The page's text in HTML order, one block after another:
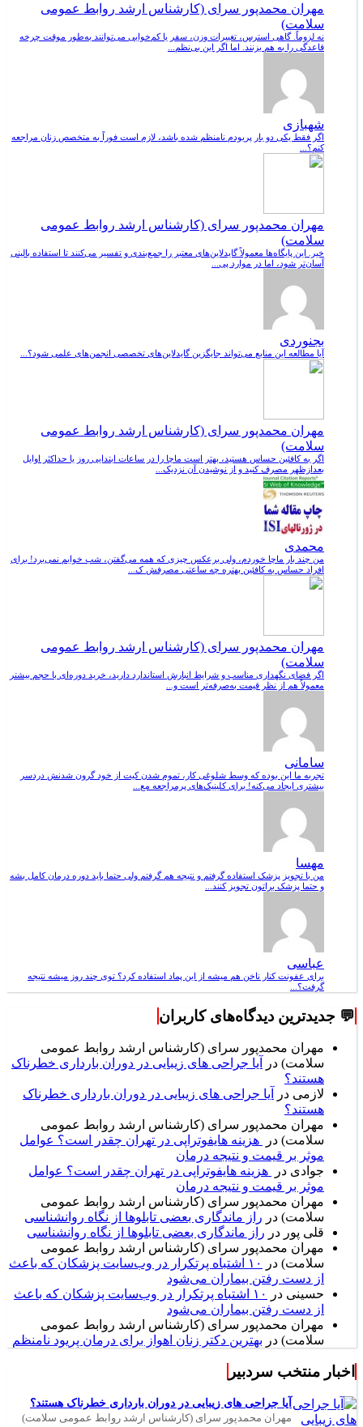
مهران محمدپور سرای (کارشناس ارشد روابط عمومی
سلامت)
نه لزوماً. گاهی استرس، تغییرات وزن، سفر یا کم‌خوابی می‌توانند به‌طور موقت چرخه
قاعدگی را به هم بزنند. اما اگر این بی‌نظم...
شهبازی
اگر فقط یکی دو بار پریودم نامنظم شده باشد، لازم است فوراً به متخصص زنان مراجعه
کنم؟...
مهران محمدپور سرای (کارشناس ارشد روابط عمومی
سلامت)
خیر. این پایگاه‌ها معمولاً گایدلاین‌های معتبر را جمع‌بندی و تفسیر می‌کنند تا استفاده بالینی
آسان‌تر شود، اما در موارد پی...
بجنوردی
آیا مطالعه این منابع می‌تواند جایگزین گایدلاین‌های تخصصی انجمن‌های علمی شود؟...
مهران محمدپور سرای (کارشناس ارشد روابط عمومی
سلامت)
اگر به کافئین حساس هستید، بهتر است ماچا را در ساعات ابتدایی روز یا حداکثر اوایل
بعدازظهر مصرف کنید و از نوشیدن آن نزدیک...
محمدی
من چند بار ماچا خوردم، ولی برعکس چیزی که همه می‌گفتن، شب خوابم نمی‌برد! برای
افراد حساس به کافئین بهتره چه ساعتی مصرفش ک...
مهران محمدپور سرای (کارشناس ارشد روابط عمومی
سلامت)
اگر فضای نگهداری مناسب و شرایط انبارش استاندارد دارید، خرید دوره‌ای با حجم بیشتر
معمولاً هم از نظر قیمت به‌صرفه‌تر است و...
سامانی
تجربه ما این بوده که وسط شلوغی کار، تموم شدن کیت از خود گرون شدنش دردسر
بیشتری ایجاد می‌کنه! برای کلینیک‌های پرمراجعه مع...
مهسا
من با تجویز پزشک استفاده گرفتم و نتیجه هم گرفتم ولی حتما باید دوره درمان کامل بشه
و حتما پزشک براتون تجویز کنند...
عباسی
برای عفونت کنار ناخن هم میشه از این پماد استفاده کرد؟ توی چند روز میشه نتیجه
گرفت؟...
💬 جدیدترین دیدگاه‌های کاربران
مهران محمدپور سرای (کارشناس ارشد روابط عمومی
سلامت) در
آیا جراحی های زیبایی در دوران بارداری خطرناک
هستند؟
لازمی در
آیا جراحی های زیبایی در دوران بارداری خطرناک
هستند؟
مهران محمدپور سرای (کارشناس ارشد روابط عمومی
سلامت) در
هزینه هایفوتراپی در تهران چقدر است؟ عوامل
موثر بر قیمت و نتیجه درمان
جوادی در
هزینه هایفوتراپی در تهران چقدر است؟ عوامل
موثر بر قیمت و نتیجه درمان
مهران محمدپور سرای (کارشناس ارشد روابط عمومی
سلامت) در راز ماندگاری بعضی تابلوها از نگاه روانشناسی
قلی پور در راز ماندگاری بعضی تابلوها از نگاه روانشناسی
مهران محمدپور سرای (کارشناس ارشد روابط عمومی
سلامت) در
۱۰ اشتباه پرتکرار در وب‌سایت پزشکان که باعث
از دست رفتن بیماران می‌شود
حسینی در
۱۰ اشتباه پرتکرار در وب‌سایت پزشکان که باعث
از دست رفتن بیماران می‌شود
مهران محمدپور سرای (کارشناس ارشد روابط عمومی
سلامت) در بهترین دکتر زنان اهواز برای درمان پریود نامنظم
اخبار منتخب سردبیر
آیا جراحی های زیبایی در دوران بارداری خطرناک هستند؟
مهران محمدپور سرای (کارشناس ارشد روابط عمومی سلامت)